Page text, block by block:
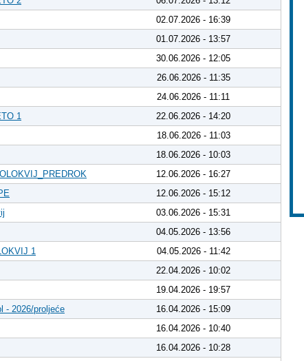
02.07.2026 - 16:39
01.07.2026 - 13:57
30.06.2026 - 12:05
26.06.2026 - 11:35
24.06.2026 - 11:11
1
22.06.2026 - 14:20
18.06.2026 - 11:03
18.06.2026 - 10:03
12.06.2026 - 16:27
12.06.2026 - 15:12
03.06.2026 - 15:31
04.05.2026 - 13:56
1
04.05.2026 - 11:42
22.04.2026 - 10:02
19.04.2026 - 19:57
- 2026/proljeće
16.04.2026 - 15:09
16.04.2026 - 10:40
16.04.2026 - 10:28